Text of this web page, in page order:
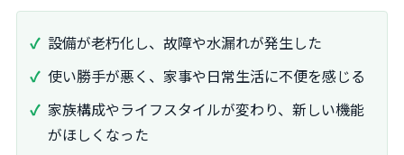
設備が老朽化し、故障や水漏れが発生した
使い勝手が悪く、家事や日常生活に不便を感じる
家族構成やライフスタイルが変わり、新しい機能
がほしくなった